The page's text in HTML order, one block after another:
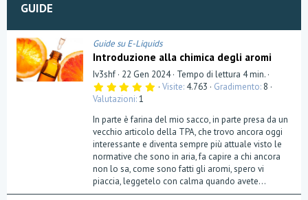
GUIDE
Guide su E-Liquids
Introduzione alla chimica degli aromi
Iv3shf 22 Gen 2024 Tempo di lettura 4 min.
5
0
s
t
e
l
l
a
(
e
)
Visite 4.763 Gradimento 8
Valutazioni 1
In parte è farina del mio sacco, in parte presa da un
vecchio articolo della TPA, che trovo ancora oggi
interessante e diventa sempre più attuale visto le
normative che sono in aria, fa capire a chi ancora
non lo sa, come sono fatti gli aromi, spero vi
piaccia, leggetelo con calma quando avete...